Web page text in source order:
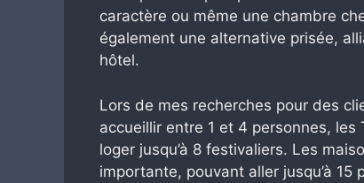
caractère ou même une chambre
également une alternative prisée,
hôtel.
Lors de mes recherches pour des
accueillir entre 1 et 4 personnes,
loger jusqu’à 8 festivaliers. Les
importante, pouvant aller jusqu’à